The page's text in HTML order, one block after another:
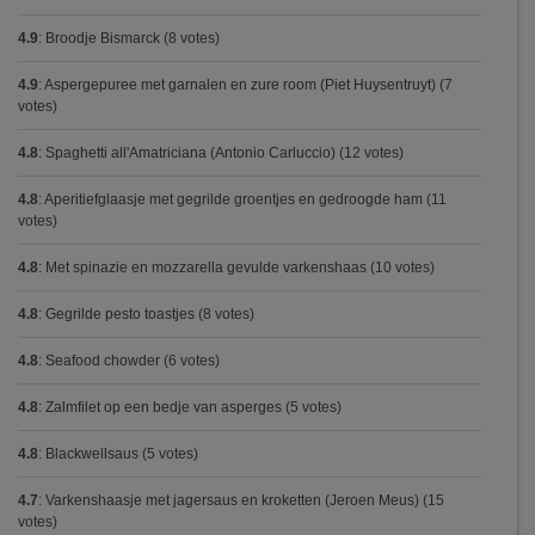
4.9: Broodje Bismarck (8 votes)
4.9: Aspergepuree met garnalen en zure room (Piet Huysentruyt) (7
votes)
4.8: Spaghetti all'Amatriciana (Antonio Carluccio) (12 votes)
4.8: Aperitiefglaasje met gegrilde groentjes en gedroogde ham (11
votes)
4.8: Met spinazie en mozzarella gevulde varkenshaas (10 votes)
4.8: Gegrilde pesto toastjes (8 votes)
4.8: Seafood chowder (6 votes)
4.8: Zalmfilet op een bedje van asperges (5 votes)
4.8: Blackwellsaus (5 votes)
4.7: Varkenshaasje met jagersaus en kroketten (Jeroen Meus) (15
votes)